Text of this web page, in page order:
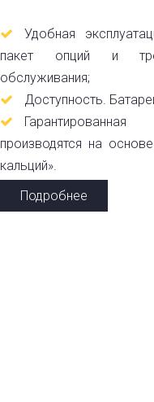
Удобная
пакет опций и
обслуживания;
Доступность.
производятся на
кальций».
Подробнее